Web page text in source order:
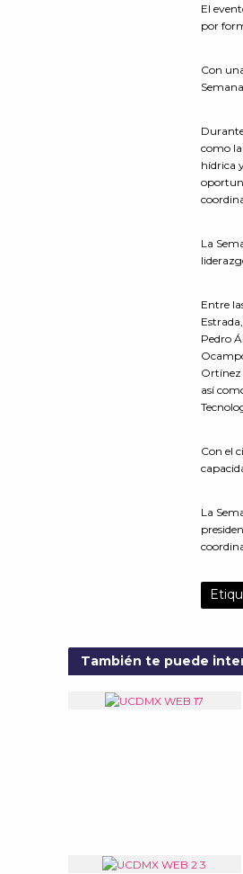
El
por
Con
como
hídrica
La
Entre
Pedro
Ortínez
así
Con el
La
También te puede